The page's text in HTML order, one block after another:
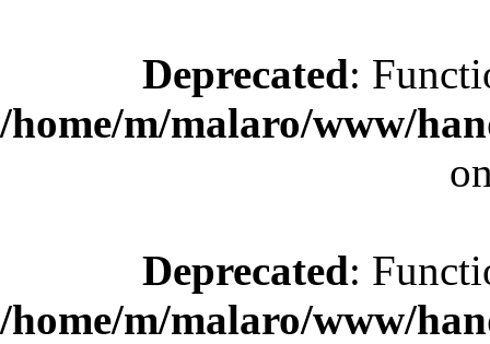
Deprecated:
/home/m/malaro/www/
Deprecated:
/home/m/malaro/www/